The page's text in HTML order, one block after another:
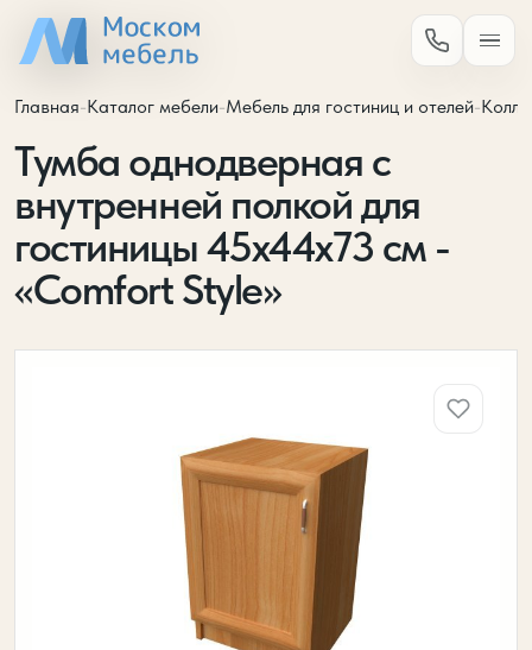
Главная-Каталог мебели-Мебель для гостиниц и отелей-
Тумба однодверная с
внутренней полкой для
гостиницы 45х44х73 см -
«Comfort Style»